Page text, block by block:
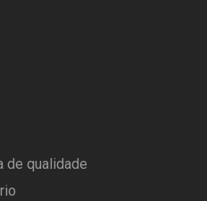
de qualidade